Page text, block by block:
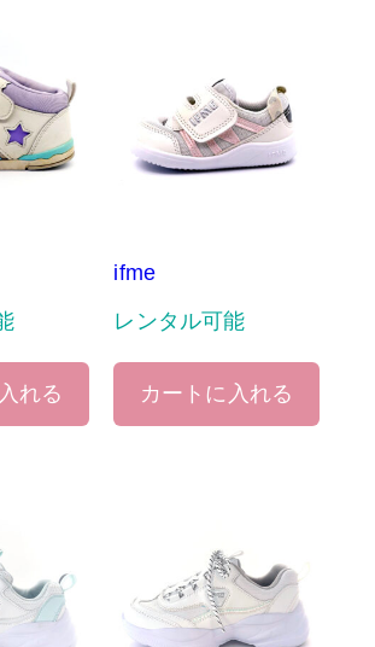
れる
ifme
レンタル可能
カートに入れる